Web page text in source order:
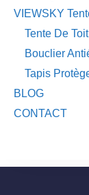
VIEWSKY
Tente De Toit
Bouclier
Tapis
BLOG
CONTACT